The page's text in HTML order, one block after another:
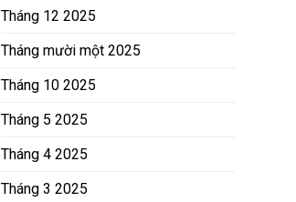
Tháng 12 2025
Tháng mười một 2025
Tháng 10 2025
Tháng 5 2025
Tháng 4 2025
Tháng 3 2025